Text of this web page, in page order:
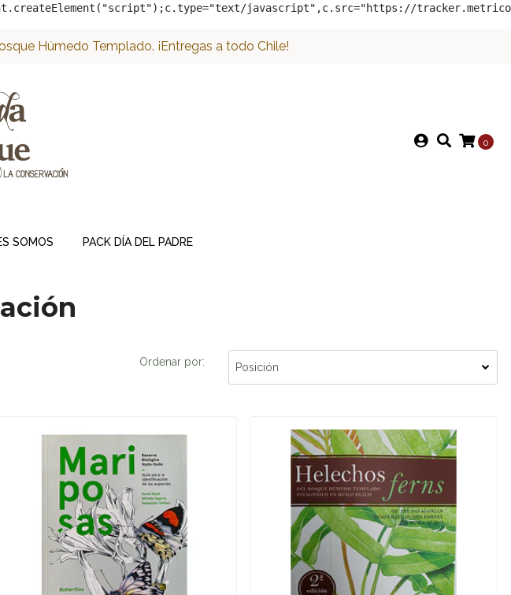
javascript",c.src="https://
Húmedo Templado. ¡Entregas a todo Chile!
0
SOMOS PACK DÍA DEL PADRE
Ordenar por: